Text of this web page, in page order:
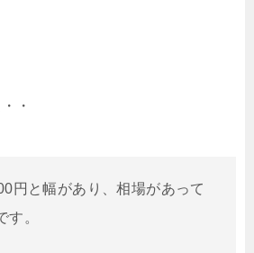
・
円と幅があり、相場があって
す。